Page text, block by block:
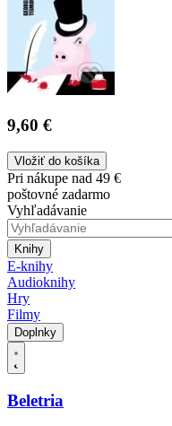
9,60 €
Vložiť do košíka
Pri nákupe nad 49 €
poštovné zadarmo
Vyhľadávanie
Knihy
E-knihy
Audioknihy
Hry
Filmy
Doplnky
Beletria